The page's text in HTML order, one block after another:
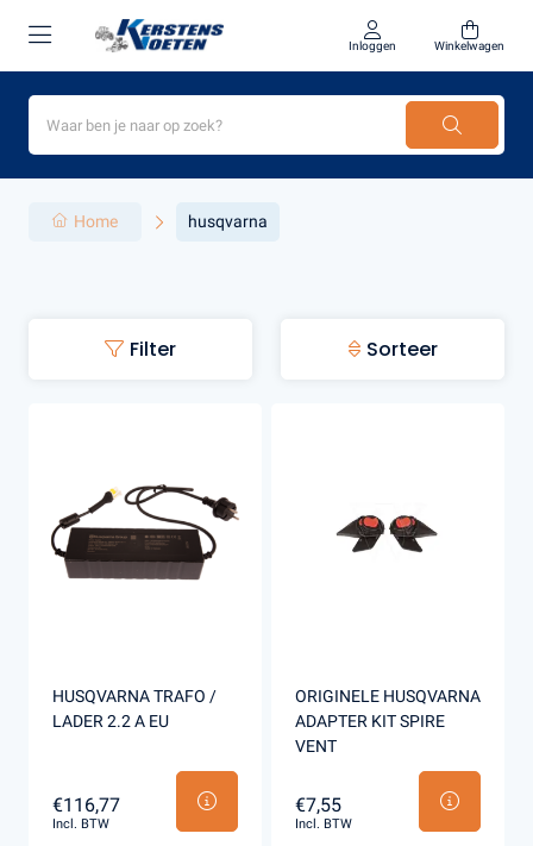
Inloggen Winkelwagen
Home husqvarna
Filter Sorteer
HUSQVARNA TRAFO /
LADER 2.2 A EU
€116,77
Incl. BTW
ORIGINELE HUSQVARNA
ADAPTER KIT SPIRE
VENT
€7,55
Incl. BTW